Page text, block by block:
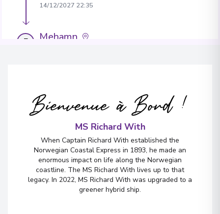
14/12/2027 22:35
5 Mehamn
Kjøllefjord
Norway
15/12/2027 03:25
Honningsvåg
Norway
15/12/2027 05:45
Bienvenue à Bord !
MS Richard With
When Captain Richard With established the
Norwegian Coastal Express in 1893, he made an
enormous impact on life along the Norwegian
coastline. The MS Richard With lives up to that
legacy. In 2022, MS Richard With was upgraded to a
greener hybrid ship.